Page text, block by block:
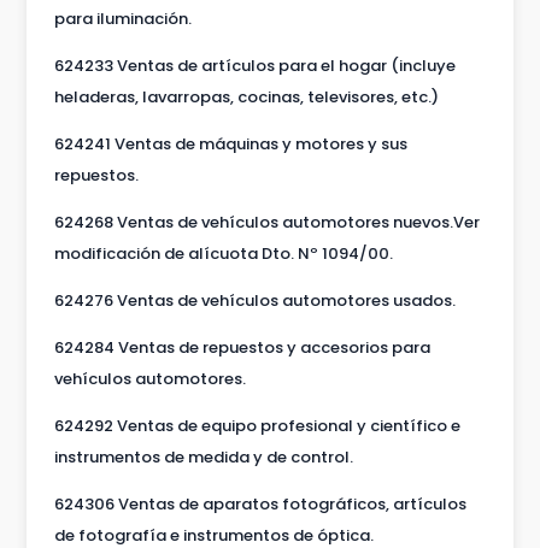
para iluminación.
624233 Ventas de artículos para el hogar (incluye
heladeras, lavarropas, cocinas, televisores, etc.)
624241 Ventas de máquinas y motores y sus
repuestos.
624268 Ventas de vehículos automotores nuevos.Ver
modificación de alícuota Dto. Nº 1094/00.
624276 Ventas de vehículos automotores usados.
624284 Ventas de repuestos y accesorios para
vehículos automotores.
624292 Ventas de equipo profesional y científico e
instrumentos de medida y de control.
624306 Ventas de aparatos fotográficos, artículos
de fotografía e instrumentos de óptica.